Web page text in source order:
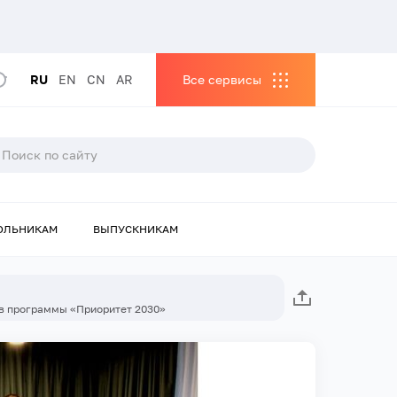
RU EN CN AR Все сервисы
ВЫПУСКНИКАМ
программы «Приоритет 2030»